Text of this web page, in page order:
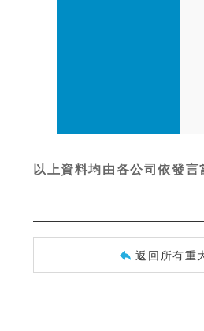
以上資料均由各公司依發
返回所有重